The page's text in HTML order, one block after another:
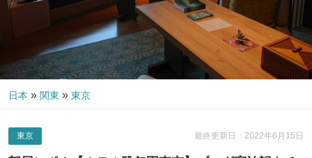
日本 » 関東 » 東京
最終更新日：2022年6月15日
東京